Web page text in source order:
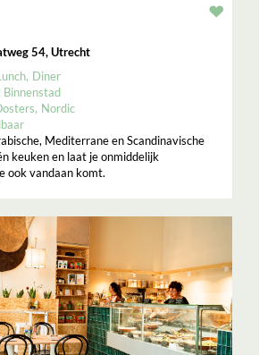
54, Utrecht
Diner
Nordic
Mediterrane en Scandinavische
keuken en laat je onmiddelijk
ook vandaan komt.